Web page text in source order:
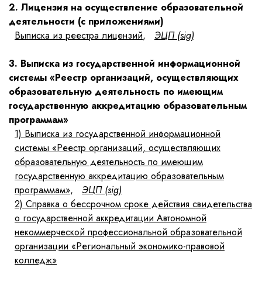
2. Лицензия на осуществление образовательной
деятельности (с приложениями)
Выписка из реестра лицензий, ЭЦП (sig)
3. Выписка из государственной информационной
системы «Реестр организаций, осуществляющих
образовательную деятельность по имеющим
государственную аккредитацию образовательным
программам»
1) Выписка из государственной информационной
системы «Реестр организаций, осуществляющих
образовательную деятельность по имеющим
государственную аккредитацию образовательным
программам», ЭЦП (sig)
2) Справка о бессрочном сроке действия свидетельства
о государственной аккредитации Автономной
некоммерческой профессиональной образовательной
организации «Региональный экономико-правовой
колледж»